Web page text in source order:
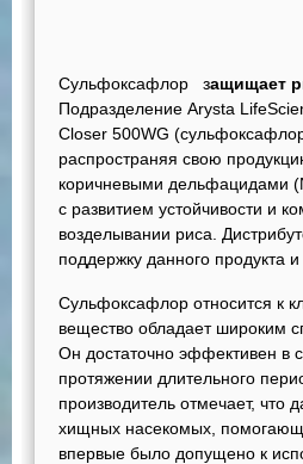
Сульфоксафлор защищает
Подразделение Arysta
Closer 500WG
распространяя свою
коричневыми дельфацидами
с развитием устойчивости и
возделывании риса.
поддержку данного продукта
Сульфоксафлор относится к
вещество обладает широким
Он достаточно эффективен в
протяжении длительного
производитель отмечает, что
хищных насекомых,
впервые было допущено к